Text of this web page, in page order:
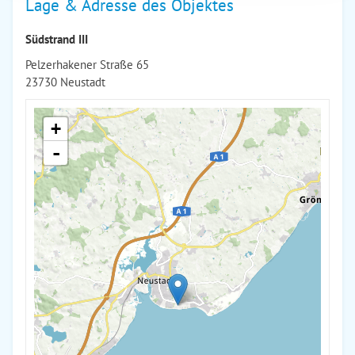
Lage & Adresse des Objektes
Südstrand III
Pelzerhakener Straße 65
23730 Neustadt
+
-